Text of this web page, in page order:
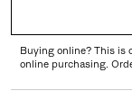
Buying online? This is
online purchasing.